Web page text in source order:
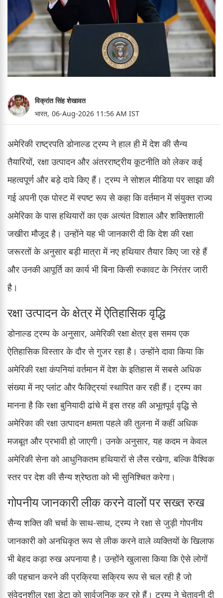
विक्रांत सिंह शेखावत
भारत, 06-Aug-2026 11:56 AM IST
अमेरिकी राष्ट्रपति डोनाल्ड ट्रम्प ने हाल ही में देश की सैन्य
तैयारियों, रक्षा उत्पादन और अंतरराष्ट्रीय कूटनीति को लेकर कई
महत्वपूर्ण और बड़े दावे किए हैं। ट्रम्प ने सोशल मीडिया पर साझा की
गई अपनी एक पोस्ट में स्पष्ट रूप से कहा कि वर्तमान में संयुक्त राज्य
अमेरिका के पास हथियारों का एक अत्यंत विशाल और शक्तिशाली
जखीरा मौजूद है। उन्होंने यह भी जानकारी दी कि देश की रक्षा
जरूरतों के अनुसार बड़ी मात्रा में नए हथियार तैयार किए जा रहे हैं
और उनकी आपूर्ति का कार्य भी बिना किसी रुकावट के निरंतर जारी
है।
रक्षा उत्पादन के क्षेत्र में ऐतिहासिक वृद्धि
डोनाल्ड ट्रम्प के अनुसार, अमेरिकी रक्षा क्षेत्र इस समय एक
ऐतिहासिक विस्तार के दौर से गुजर रहा है। उन्होंने दावा किया कि
अमेरिकी रक्षा कंपनियां वर्तमान में देश के इतिहास में सबसे अधिक
संख्या में नए प्लांट और फैक्ट्रियां स्थापित कर रही हैं। ट्रम्प का
मानना है कि रक्षा बुनियादी ढांचे में इस तरह की अभूतपूर्व वृद्धि से
अमेरिका की रक्षा उत्पादन क्षमता पहले की तुलना में कहीं अधिक
मजबूत और प्रभावी हो जाएगी। उनके अनुसार, यह कदम न केवल
अमेरिकी सेना को आधुनिकतम हथियारों से लैस रखेगा, बल्कि वैश्विक
स्तर पर देश की सैन्य श्रेष्ठता को भी सुनिश्चित करेगा।
गोपनीय जानकारी लीक करने वालों पर सख्त रुख
सैन्य शक्ति की चर्चा के साथ-साथ, ट्रम्प ने रक्षा से जुड़ी गोपनीय
जानकारी को अनधिकृत रूप से लीक करने वाले व्यक्तियों के खिलाफ
भी बेहद कड़ा रुख अपनाया है। उन्होंने खुलासा किया कि ऐसे लोगों
की पहचान करने की प्रक्रिया सक्रिय रूप से चल रही है जो
संवेदनशील रक्षा डेटा को सार्वजनिक कर रहे हैं। ट्रम्प ने चेतावनी दी